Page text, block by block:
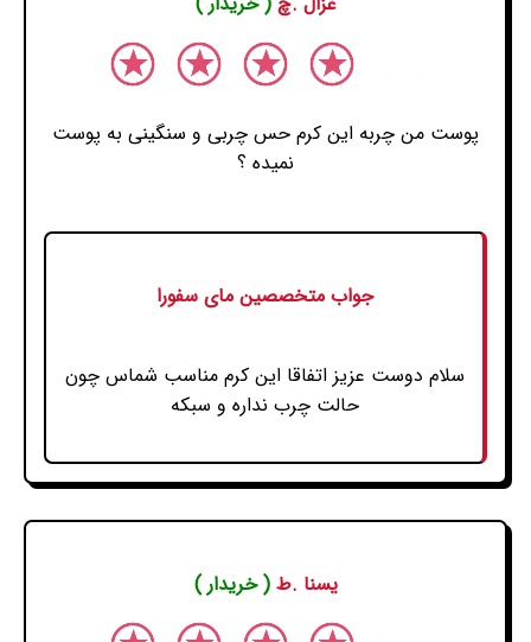
پوست من چربه این کرم حس چربی و سنگینی به پوست
نمیده ؟
جواب متخصصین مای سفورا
سلام دوست عزیز اتفاقا این کرم مناسب شماس چون
حالت چرب نداره و سبکه
یسنا .ط( خریدار )